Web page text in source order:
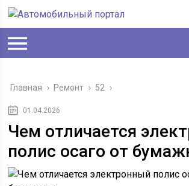
Главная › Ремонт › 52 ›
01.04.2026
Чем отличается
полис осаго от